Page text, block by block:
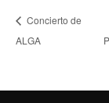
Concierto de
ALGA